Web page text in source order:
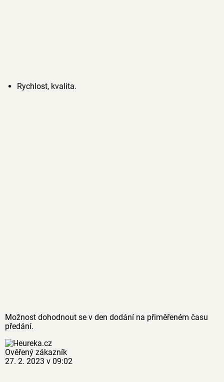
Rychlost, kvalita.
Možnost dohodnout se v den dodání na přiměřeném času
předání.
Ověřený zákazník
27. 2. 2023 v 09:02